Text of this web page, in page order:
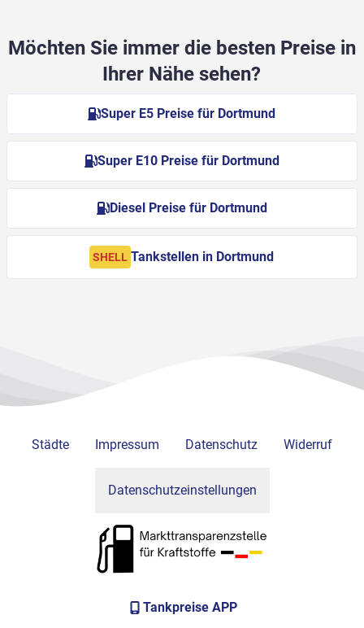
Möchten Sie immer die besten Preise in
Ihrer Nähe sehen?
Super E5 Preise für Dortmund
Super E10 Preise für Dortmund
Diesel Preise für Dortmund
SHELL Tankstellen in Dortmund
Städte Impressum Datenschutz Widerruf
Datenschutzeinstellungen
Tankpreise APP